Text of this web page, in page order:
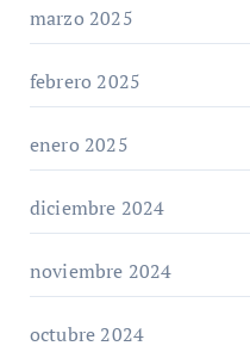
marzo 2025
febrero 2025
enero 2025
diciembre 2024
noviembre 2024
octubre 2024